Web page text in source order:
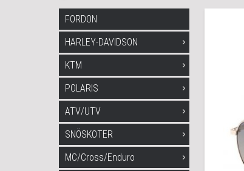
FORDON
HARLEY-DAVIDSON
KTM
POLARIS
ATV/UTV
SNÖSKOTER
MC/Cross/Enduro